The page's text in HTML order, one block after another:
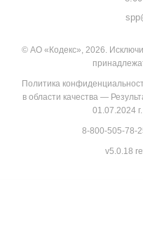
© АО «Кодекс», 2026.
Политика
в области качества—
01.07.2024 г.
8-800-505-78-
v5.0.18